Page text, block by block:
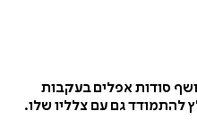
סודות אפלים בעקבות
להתמודד גם עם צלליו שלו.